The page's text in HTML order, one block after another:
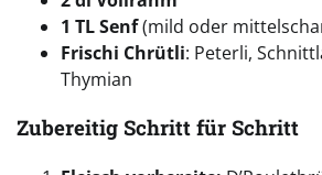
1 TL Senf(mild oder
Frischi Chrütli: Peterli,
Thymian
Zubereitig Schritt für Schritt